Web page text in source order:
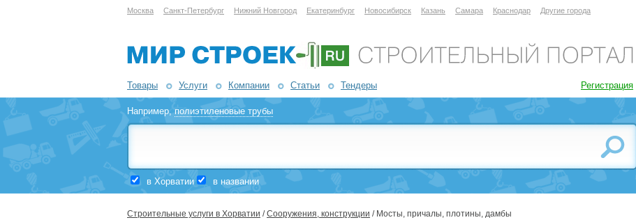
Москва Санкт-Петербург Нижний Новгород Екатеринбург Новосибирск Казань Самара Краснодар Другие города
Товары Услуги Компании Статьи Тендеры Регистрация
Например,полиэтиленовые трубы
в Хорватии в названии
Строительные услуги в Хорватии /Сооружения, конструкции / Мосты, причалы, плотины, дамбы